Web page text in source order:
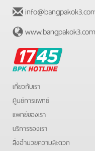
www.bangpakok3.com
BPK
Hotline
เกี่ยวกับเรา
ศูนย์การแพทย์
แพทย์ของเรา
บริการของเรา
สิ่งอำนวยความสะดวก